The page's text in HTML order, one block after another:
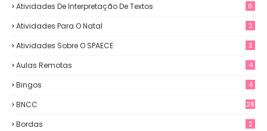
Atividades De Interpretação De Textos 6
Atividades Para O Natal 2
Atividades Sobre O SPAECE 3
Aulas Remotas 4
Bingos 4
BNCC 28
Bordas 2